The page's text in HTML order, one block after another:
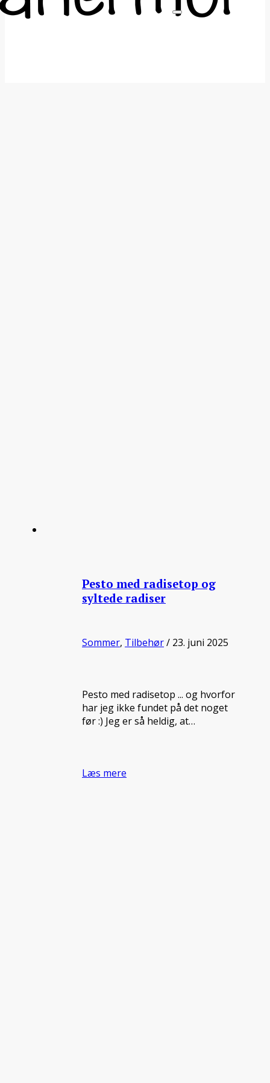
Pesto med radisetop og
syltede radiser
Sommer, Tilbehør/ 23. juni 2025
Pesto med radisetop ... og hvorfor
har jeg ikke fundet på det noget
før :) Jeg er så heldig, at…
Læs mere